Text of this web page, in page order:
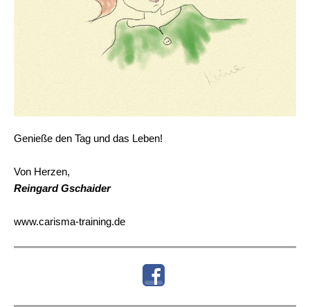
Genieße den Tag und das Leben!
Von Herzen,
Reingard Gschaider
www.carisma-training.de